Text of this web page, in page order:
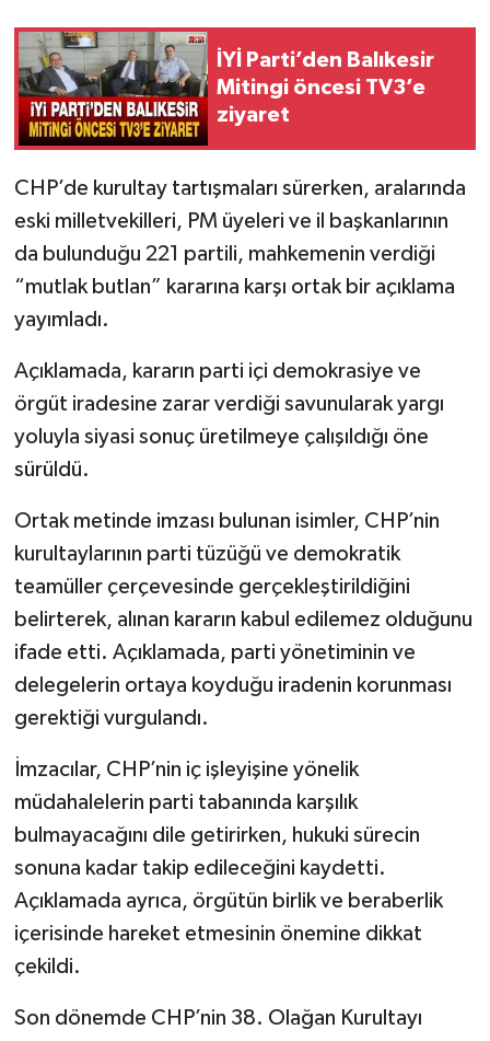
İYİ Parti’den Balıkesir
Mitingi öncesi TV3’e
ziyaret
CHP’de kurultay tartışmaları sürerken, aralarında
eski milletvekilleri, PM üyeleri ve il başkanlarının
da bulunduğu 221 partili, mahkemenin verdiği
“mutlak butlan” kararına karşı ortak bir açıklama
yayımladı.
Açıklamada, kararın parti içi demokrasiye ve
örgüt iradesine zarar verdiği savunularak yargı
yoluyla siyasi sonuç üretilmeye çalışıldığı öne
sürüldü.
Ortak metinde imzası bulunan isimler, CHP’nin
kurultaylarının parti tüzüğü ve demokratik
teamüller çerçevesinde gerçekleştirildiğini
belirterek, alınan kararın kabul edilemez olduğunu
ifade etti. Açıklamada, parti yönetiminin ve
delegelerin ortaya koyduğu iradenin korunması
gerektiği vurgulandı.
İmzacılar, CHP’nin iç işleyişine yönelik
müdahalelerin parti tabanında karşılık
bulmayacağını dile getirirken, hukuki sürecin
sonuna kadar takip edileceğini kaydetti.
Açıklamada ayrıca, örgütün birlik ve beraberlik
içerisinde hareket etmesinin önemine dikkat
çekildi.
Son dönemde CHP’nin 38. Olağan Kurultayı